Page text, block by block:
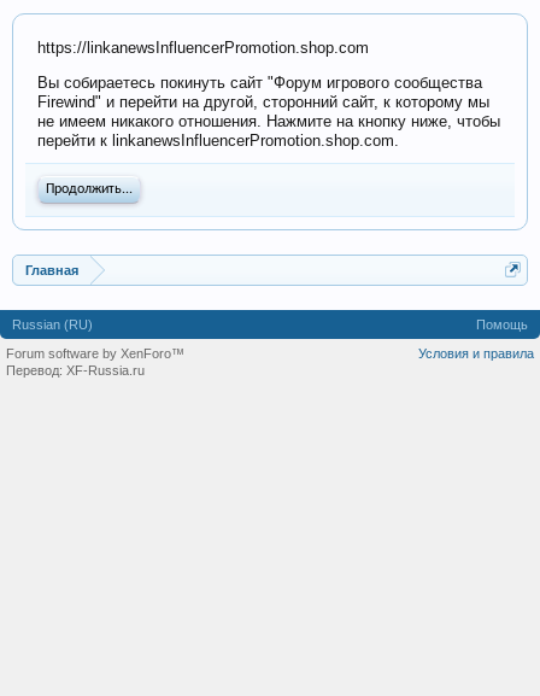
https://linkanewsInfluencerPromotion.shop.com
Вы собираетесь покинуть сайт "Форум игрового сообщества
Firewind" и перейти на другой, сторонний сайт, к которому мы
не имеем никакого отношения. Нажмите на кнопку ниже, чтобы
перейти к linkanewsInfluencerPromotion.shop.com.
Продолжить...
Главная
Russian (RU)
Помощь
Условия и правила
Forum software by XenForo™
Перевод: XF-Russia.ru